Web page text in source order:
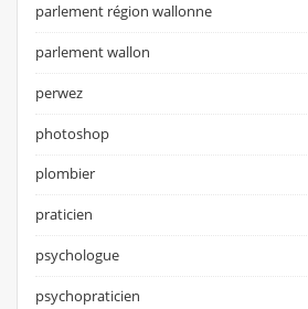
parlement région wallonne
parlement wallon
perwez
photoshop
plombier
praticien
psychologue
psychopraticien